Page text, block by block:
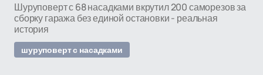
Шуруповерт с 68 насадками вкрутил 200 саморезов за
сборку гаража без единой остановки - реальная
история
шуруповерт с насадками